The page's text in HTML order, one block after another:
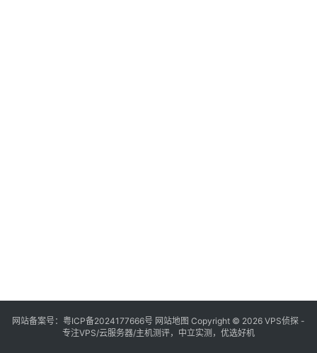
网站备案号： 粤ICP备2024177666号 网站地图 Copyright © 2026 VPS侦探 -
专注VPS/云服务器/主机测评，中立实测，优选好机